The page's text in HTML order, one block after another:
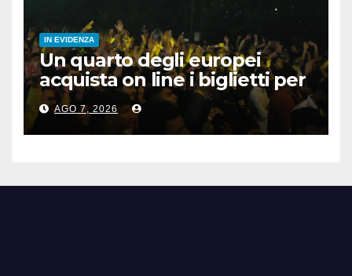
IN EVIDENZA
Un quarto degli europei
acquista on line i biglietti per
gli spettacoli
AGO 7, 2026